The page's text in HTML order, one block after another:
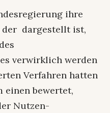
ihre
der dargestellt ist,
verwirklich werden
Verfahren hatten
einen bewertet,
Nutzen-